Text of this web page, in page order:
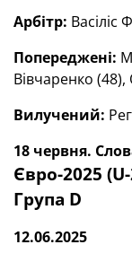
Арбітр: Васіліс
Попереджені:
Вівчаренко
Вилучений:
18 червня.
Євро-2025
Група D
12.06.2025